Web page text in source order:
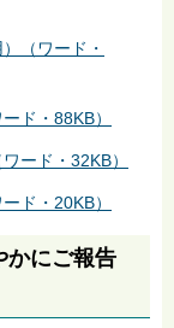
（ワード・
ド・88KB）
ード・32KB）
ド・20KB）
かにご報告